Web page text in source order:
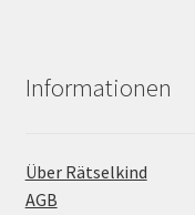
Informationen
Über Rätselkind
AGB